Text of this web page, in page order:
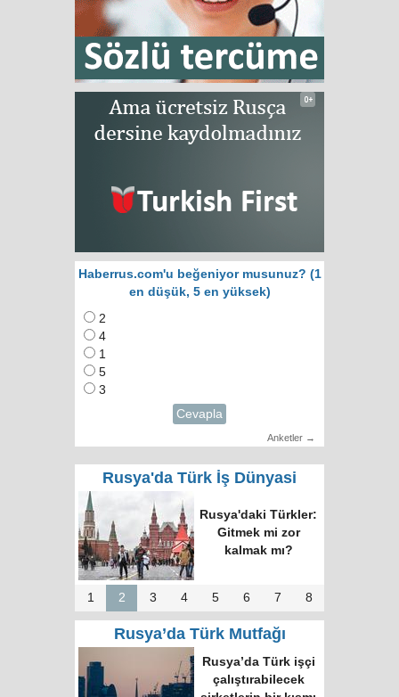
Haberrus.com'u beğeniyor musunuz? (1
en düşük, 5 en yüksek)
2
4
1
5
3
Cevapla
Anketler →
Rusya'da Türk İş Dünyasi
RUTID üyeleri ve
Putin’in temsilcisi
Moskova’da bir
araya geldi
1 2 3 4 5 6 7 8
Rusya’da Türk Mutfağı
Moskova’nın en
büyük kültür
merkezinde “Türk